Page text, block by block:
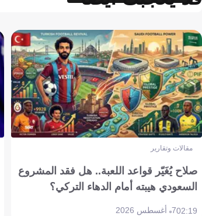
مقالات وتقارير
صلاح يُغَيّر قواعد اللعبة.. هل فقد المشروع
السعودي هيبته أمام الدهاء التركي؟
02:197 أغسطس 2026